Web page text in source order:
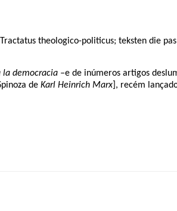
theologico-politicus; teksten die
la democracia –e de inúmeros artigos
de Karl Heinrich Marx ], recém